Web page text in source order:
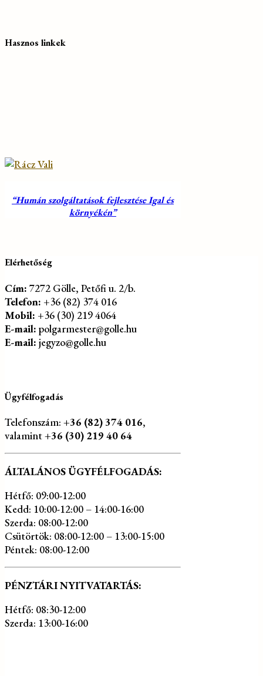
Hasznos linkek
“Humán szolgáltatások fejlesztése Igal és
környékén”
Elérhetőség
Cím: 7272 Gölle, Petőfi u. 2/b.
Telefon: +36 (82) 374 016
Mobil: +36 (30) 219 4064
E-mail: polgarmester@golle.hu
E-mail: jegyzo@golle.hu
Ügyfélfogadás
Telefonszám: +36 (82) 374 016,
valamint+36 (30) 219 40 64
ÁLTALÁNOS ÜGYFÉLFOGADÁS:
Hétfő: 09:00-12:00
Kedd: 10:00-12:00 – 14:00-16:00
Szerda: 08:00-12:00
Csütörtök: 08:00-12:00 – 13:00-15:00
Péntek: 08:00-12:00
PÉNZTÁRI NYITVATARTÁS:
Hétfő: 08:30-12:00
Szerda: 13:00-16:00